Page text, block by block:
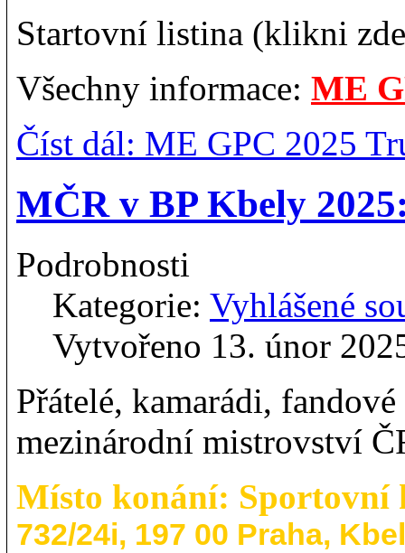
Startovní listina (klikni
Všechny informace: ME
Číst dál: ME GPC 2025
MČR v BP Kbely
Podrobnosti
Kategorie: Vyhlášené
Vytvořeno 13. únor
Přátelé, kamarádi,
mezinárodní mistrovství
Místo konání: Sportovní
732/24i, 197 00 Praha,